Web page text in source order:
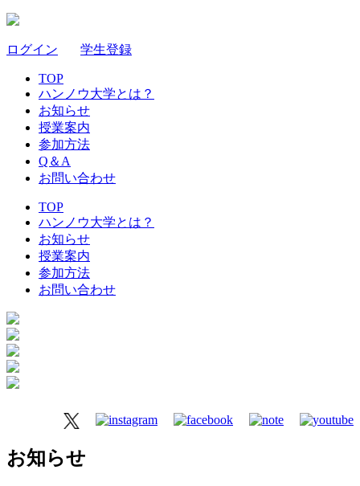
ログイン 学生登録
TOP
ハンノウ大学とは？
お知らせ
授業案内
参加方法
Q＆A
お問い合わせ
TOP
ハンノウ大学とは？
お知らせ
授業案内
参加方法
お問い合わせ
お知らせ